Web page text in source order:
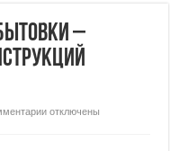
–
котключены